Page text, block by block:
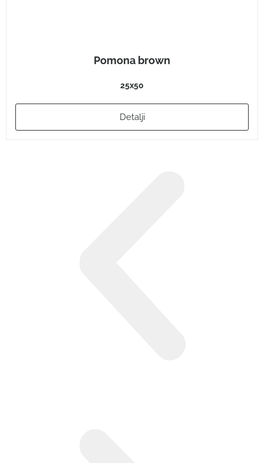
Pomona brown
25x50
Detalji